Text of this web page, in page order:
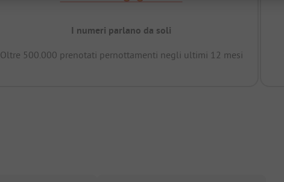
I numeri parlano da soli
Oltre 500.000 prenotati pernottamenti negli ultimi 12 mesi